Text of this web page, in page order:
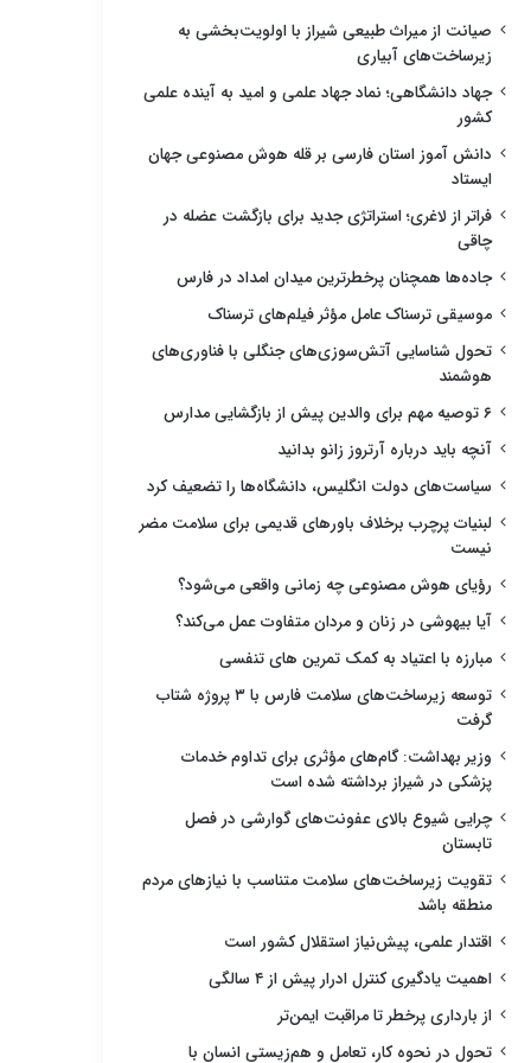
صیانت از میراث طبیعی شیراز با اولویت‌بخشی به
زیرساخت‌های آبیاری
جهاد دانشگاهی؛ نماد جهاد علمی و امید به آینده علمی
کشور
دانش آموز استان فارسی بر قله هوش مصنوعی جهان
ایستاد
فراتر از لاغری؛ استراتژی جدید برای بازگشت عضله در
چاقی
جاده‌ها همچنان پرخطرترین میدان امداد در فارس
موسیقی ترسناک عامل مؤثر فیلم‌های ترسناک
تحول شناسایی آتش‌سوزی‌های جنگلی با فناوری‌های
هوشمند
۶ توصیه مهم برای والدین پیش از بازگشایی مدارس
آنچه باید درباره آرتروز زانو بدانید
سیاست‌های دولت انگلیس، دانشگاه‌ها را تضعیف کرد
لبنیات پرچرب برخلاف باورهای قدیمی برای سلامت مضر
نیست
رؤیای هوش مصنوعی چه زمانی واقعی می‌شود؟
آیا بیهوشی در زنان و مردان متفاوت عمل می‌کند؟
مبارزه با اعتیاد به کمک تمرین های تنفسی
توسعه زیرساخت‌های سلامت فارس با ۳ پروژه شتاب
گرفت
وزیر بهداشت: گام‌های مؤثری برای تداوم خدمات
پزشکی در شیراز برداشته شده است
چرایی شیوع بالای عفونت‌های گوارشی در فصل
تابستان
تقویت زیرساخت‌های سلامت متناسب با نیازهای مردم
منطقه باشد
اقتدار علمی، پیش‌نیاز استقلال کشور است
اهمیت یادگیری کنترل ادرار پیش از ۴ سالگی
از بارداری پرخطر تا مراقبت ایمن‌تر
تحول در نحوه کار، تعامل و هم‌زیستی انسان با